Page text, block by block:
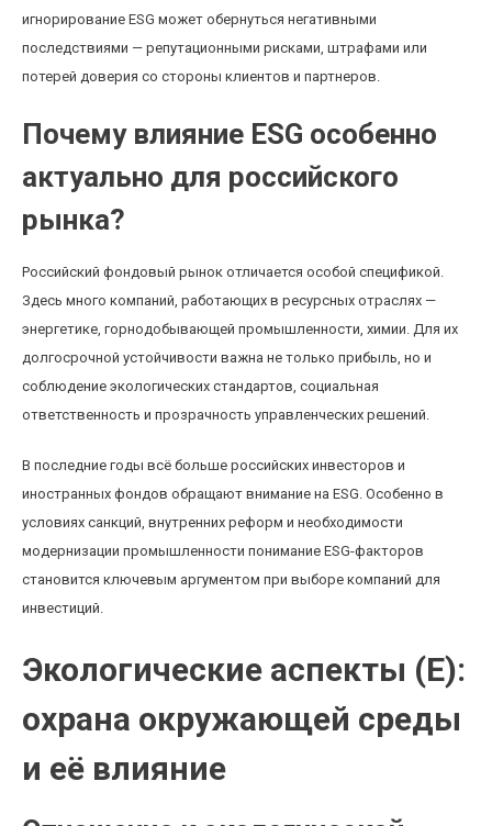
игнорирование ESG может обернуться негативными
последствиями — репутационными рисками, штрафами или
потерей доверия со стороны клиентов и партнеров.
Почему влияние ESG особенно
актуально для российского
рынка?
Российский фондовый рынок отличается особой спецификой.
Здесь много компаний, работающих в ресурсных отраслях —
энергетике, горнодобывающей промышленности, химии. Для их
долгосрочной устойчивости важна не только прибыль, но и
соблюдение экологических стандартов, социальная
ответственность и прозрачность управленческих решений.
В последние годы всё больше российских инвесторов и
иностранных фондов обращают внимание на ESG. Особенно в
условиях санкций, внутренних реформ и необходимости
модернизации промышленности понимание ESG-факторов
становится ключевым аргументом при выборе компаний для
инвестиций.
Экологические аспекты (E):
охрана окружающей среды
и её влияние